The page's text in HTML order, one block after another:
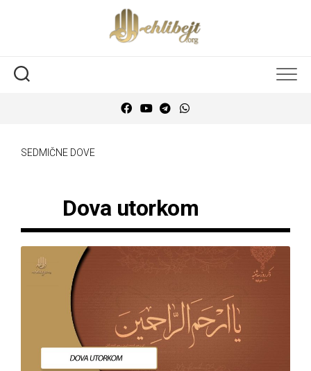
SEDMIČNE DOVE
Dova utorkom